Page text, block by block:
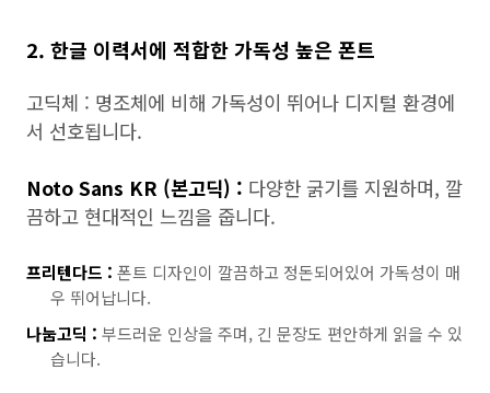
2. 한글 이력서에 적합한 가독성 높은 폰트
고딕체 : 명조체에 비해 가독성이 뛰어나 디지털 환경에
서 선호됩니다.
Noto Sans KR (본고딕) : 다양한 굵기를 지원하며, 깔
끔하고 현대적인 느낌을 줍니다.
프리텐다드 : 폰트 디자인이 깔끔하고 정돈되어있어 가독성이 매
우 뛰어납니다.
나눔고딕 : 부드러운 인상을 주며, 긴 문장도 편안하게 읽을 수 있
습니다.